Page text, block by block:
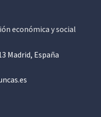
económica y social
Madrid, España